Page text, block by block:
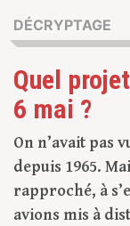
DÉCRYPTAGE
Quel
6 mai ?
On n’avait pas
depuis 1965.
rapproché, à
avions mis à